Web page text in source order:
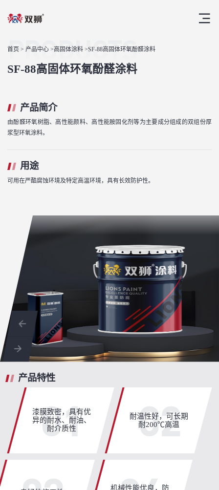
首页 > 产品中心 >高固体涂料 >SF-88高固体环氧酚醛涂料
PRODUCTS
SF-88高固体环氧酚醛涂料
产品简介
由酚醛环氧树脂、高性能颜料、高性能胺固化剂等为主要成分组成的双组份厚
浆型环氧涂料。
用途
可用在严酷腐蚀环境及特定高温环境，具有长效防护性。
产品特性
01
漆膜致密，具有优
异的耐水、耐油、
耐介质性
02
耐温性好，可长期
耐200℃高温
机械性能优良，防